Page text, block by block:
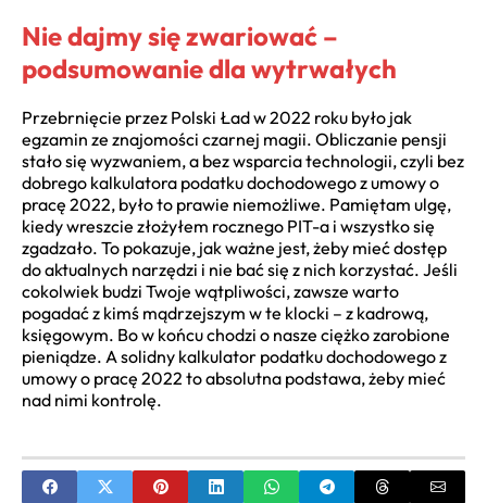
Nie dajmy się zwariować –
podsumowanie dla wytrwałych
Przebrnięcie przez Polski Ład w 2022 roku było jak
egzamin ze znajomości czarnej magii. Obliczanie pensji
stało się wyzwaniem, a bez wsparcia technologii, czyli bez
dobrego kalkulatora podatku dochodowego z umowy o
pracę 2022, było to prawie niemożliwe. Pamiętam ulgę,
kiedy wreszcie złożyłem rocznego PIT-a i wszystko się
zgadzało. To pokazuje, jak ważne jest, żeby mieć dostęp
do aktualnych narzędzi i nie bać się z nich korzystać. Jeśli
cokolwiek budzi Twoje wątpliwości, zawsze warto
pogadać z kimś mądrzejszym w te klocki – z kadrową,
księgowym. Bo w końcu chodzi o nasze ciężko zarobione
pieniądze. A solidny kalkulator podatku dochodowego z
umowy o pracę 2022 to absolutna podstawa, żeby mieć
nad nimi kontrolę.